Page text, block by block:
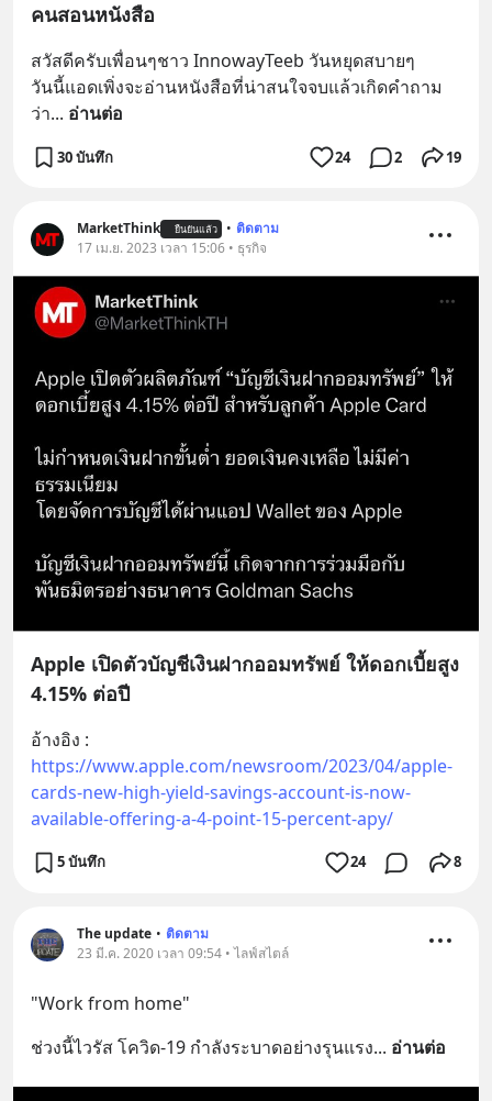
คนสอนหนังสือ
สวัสดีครับเพื่อนๆชาว InnowayTeeb วันหยุดสบายๆ
วันนี้แอดเพิ่งจะอ่านหนังสือที่น่าสนใจจบแล้วเกิดคำถาม
ว่า... อ่านต่อ
30 บันทึก 24 2 19
MarketThink ยืนยันแล้ว • ติดตาม
17 เม.ย. 2023 เวลา 15:06 • ธุรกิจ
Apple เปิดตัวบัญชีเงินฝากออมทรัพย์ ให้ดอกเบี้ยสูง
4.15% ต่อปี
https://www.apple.com/newsroom/2023/04/apple-
cards-new-high-yield-savings-account-is-now-
available-offering-a-4-point-15-percent-apy/
5 บันทึก 24 8
The update • ติดตาม
23 มี.ค. 2020 เวลา 09:54 • ไลฟ์สไตล์
"Work from home"
ช่วงนี้ไวรัส โควิด-19 กำลังระบาดอย่างรุนแรง... อ่านต่อ